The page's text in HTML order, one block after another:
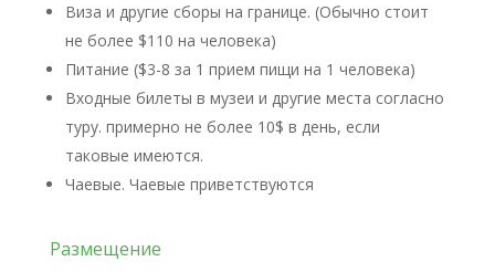
Виза и другие сборы на границе. (Обычно стоит
не более $110 на человека)
Питание ($3-8 за 1 прием пищи на 1 человека)
Входные билеты в музеи и другие места согласно
туру. примерно не более 10$ в день, если
таковые имеются.
Чаевые. Чаевые приветствуются
Размещение